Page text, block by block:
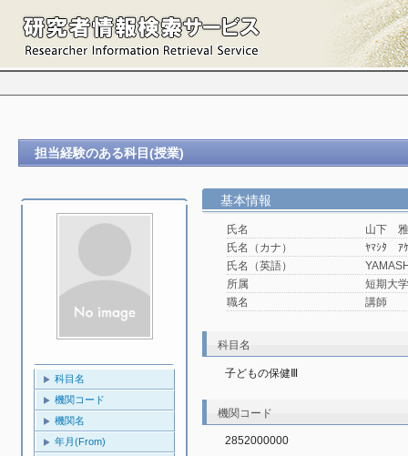
担当経験のある科目(授業)
科目名
機関コード
機関名
年月(From)
基本情報
氏名
山下
氏名（カナ）
ﾔﾏｼﾀ ｱ
氏名（英語）
所属
短期大
職名
講師
科目名
子どもの保健Ⅲ
機関コード
2852000000